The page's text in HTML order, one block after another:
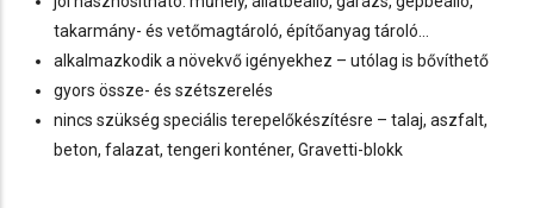
takarmány- és vetőmagtároló, építőanyag tároló…
alkalmazkodik a növekvő igényekhez – utólag is bővíthető
gyors össze- és szétszerelés
nincs szükség speciális terepelőkészítésre – talaj, aszfalt,
beton, falazat, tengeri konténer, Gravetti-blokk